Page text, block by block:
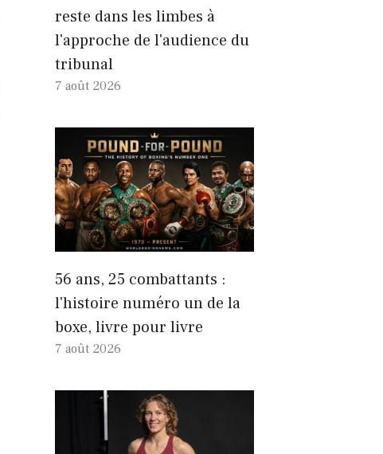
reste dans les limbes à
l'approche de l'audience du
tribunal
7 août 2026
56 ans, 25 combattants :
l'histoire numéro un de la
boxe, livre pour livre
7 août 2026